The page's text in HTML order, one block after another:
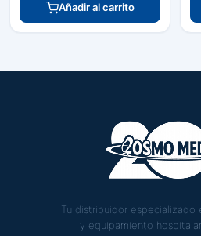
Añadir al carrito
Tu distribuidor especializado
y equipamiento